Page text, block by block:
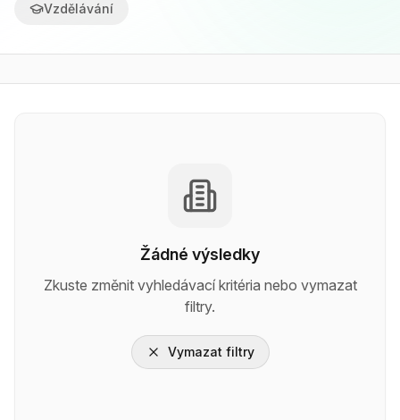
Vzdělávání
Žádné výsledky
Zkuste změnit vyhledávací kritéria nebo vymazat
filtry.
Vymazat filtry